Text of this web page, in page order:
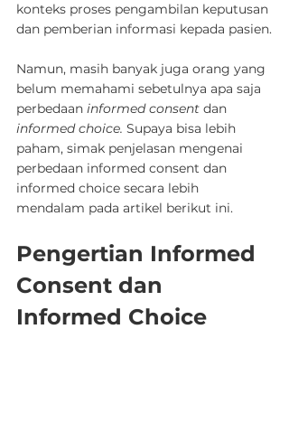
konteks proses pengambilan keputusan
dan pemberian informasi kepada pasien.
Namun, masih banyak juga orang yang
belum memahami sebetulnya apa saja
perbedaan informed consent dan
informed choice. Supaya bisa lebih
paham, simak penjelasan mengenai
perbedaan informed consent dan
informed choice secara lebih
mendalam pada artikel berikut ini.
Pengertian Informed
Consent dan
Informed Choice